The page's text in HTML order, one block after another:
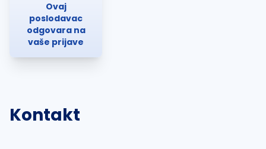
Ovaj
poslodavac
odgovara na
vaše prijave
Kontakt